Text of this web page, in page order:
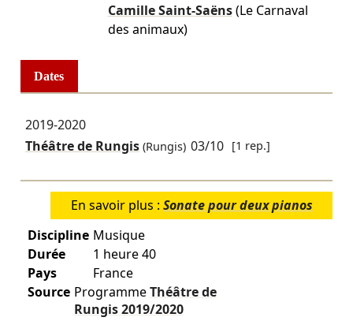
Camille Saint-Saëns (Le Carnaval
des animaux)
Dates
2019-2020
Théâtre de Rungis(Rungis) 03/10 [1 rep.]
En savoir plus : Sonate pour deux pianos
Discipline Musique
Durée
1 heure 40
Pays
France
Source ProgrammeThéâtre de
Rungis2019/2020